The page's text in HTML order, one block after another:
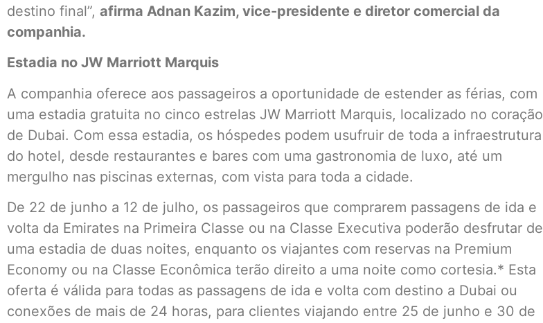
destino final”, afirma Adnan Kazim, vice-presidente e diretor comercial da
companhia.
Estadia no JW Marriott Marquis
A companhia oferece aos passageiros a oportunidade de estender as férias, com
uma estadia gratuita no cinco estrelas JW Marriott Marquis, localizado no coração
de Dubai. Com essa estadia, os hóspedes podem usufruir de toda a infraestrutura
do hotel, desde restaurantes e bares com uma gastronomia de luxo, até um
mergulho nas piscinas externas, com vista para toda a cidade.
De 22 de junho a 12 de julho, os passageiros que comprarem passagens de ida e
volta da Emirates na Primeira Classe ou na Classe Executiva poderão desfrutar de
uma estadia de duas noites, enquanto os viajantes com reservas na Premium
Economy ou na Classe Econômica terão direito a uma noite como cortesia.* Esta
oferta é válida para todas as passagens de ida e volta com destino a Dubai ou
conexões de mais de 24 horas, para clientes viajando entre 25 de junho e 30 de